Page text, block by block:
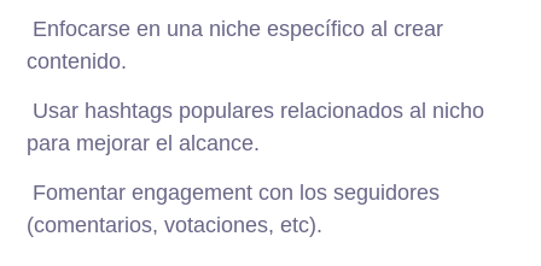
Enfocarse en una niche específico al crear
contenido.
Usar hashtags populares relacionados al nicho
para mejorar el alcance.
Fomentar engagement con los seguidores
(comentarios, votaciones, etc).